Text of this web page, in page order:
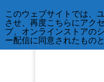
このウェブサイトでは、
させ、再度こちらにアク
プ、オンラインストアの
ー配信に同意されたもの